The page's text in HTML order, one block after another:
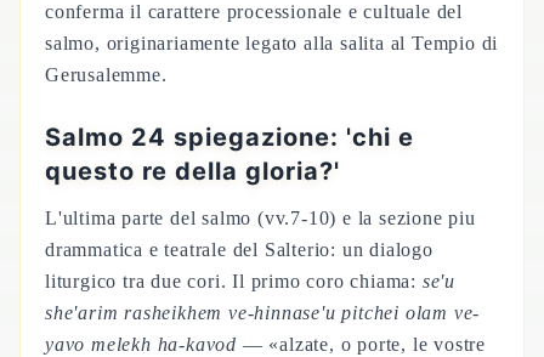
conferma il carattere processionale e cultuale del
salmo, originariamente legato alla salita al Tempio di
Gerusalemme.
Salmo 24 spiegazione: 'chi e
questo re della gloria?'
L'ultima parte del salmo (vv.7-10) e la sezione piu
drammatica e teatrale del Salterio: un dialogo
liturgico tra due cori. Il primo coro chiama: se'u
she'arim rasheikhem ve-hinnase'u pitchei olam ve-
yavo melekh ha-kavod — «alzate, o porte, le vostre